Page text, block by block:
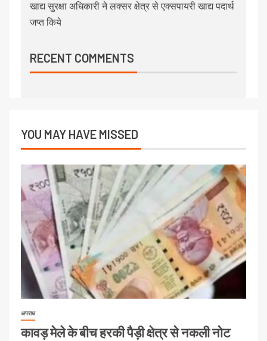
खाद्य सुरक्षा अधिकारी ने लक्सर क्षेत्र से एक्सपायरी खाद्य पदार्थ
जप्त किये
RECENT COMMENTS
YOU MAY HAVE MISSED
अपराध
कावड़ मेले के बीच हरकी पैड़ी क्षेत्र से नकली नोट